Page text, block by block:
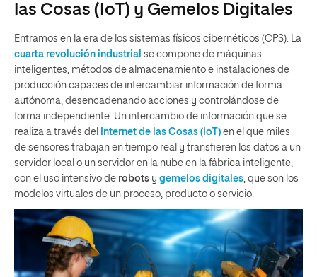
las Cosas (IoT) y Gemelos Digitales
Entramos en la era de los sistemas físicos cibernéticos (CPS). La
cuarta revolución industrial se compone de máquinas
inteligentes, métodos de almacenamiento e instalaciones de
producción capaces de intercambiar información de forma
autónoma, desencadenando acciones y controlándose de
forma independiente. Un intercambio de información que se
realiza a través del
Internet de las Cosas (IoT) en el que miles
de sensores trabajan en tiempo real y transfieren los datos a un
servidor local o un servidor en la nube en la fábrica inteligente,
con el uso intensivo de robots y gemelos digitales , que son los
modelos virtuales de un proceso, producto o servicio.